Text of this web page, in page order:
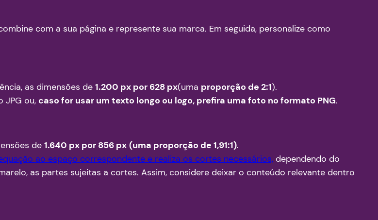
com a sua página e represente sua marca. Em seguida, personalize como
as dimensões de 1.200 px por 628 px(uma proporção de 2:1).
JPG ou, caso for usar um texto longo ou logo, prefira uma foto no formato PNG.
de 1.640 px por 856 px (uma proporção de 1,91:1).
ao espaço correspondente e realiza os cortes necessários, dependendo do
as partes sujeitas a cortes. Assim, considere deixar o conteúdo relevante dentro